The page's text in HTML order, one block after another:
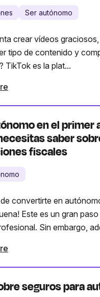
Ser autónomo
crear vídeos
tipo de contenido y
TikTok es la plat...
en el primer
saber
fiscales
convertirte en
Este es un gran
Sin embargo,
seguros para